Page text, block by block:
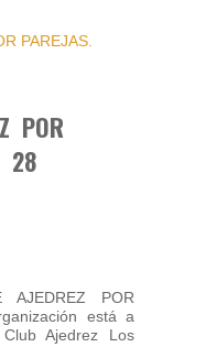
POR
28
AJEDREZ POR
está a
Ajedrez Los